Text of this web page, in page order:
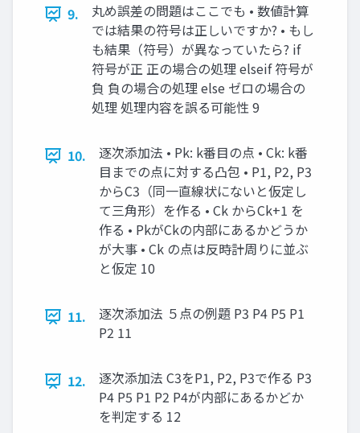
9.
丸め誤差の問題はここでも • 数値計算
では結果の符号は正しいですか? • もし
も結果（符号）が異なっていたら? if
符号が正 正の場合の処理 elseif 符号が
負 負の場合の処理 else ゼロの場合の
処理 処理内容を誤る可能性 9
10.
逐次添加法 • Pk: k番目の点 • Ck: k番
目までの点に対する凸包 • P1, P2, P3
からC3（同一直線状にないと仮定し
て三角形）を作る • Ck からCk+1 を
作る • PkがCkの内部にあるかどうか
が大事 • Ck の点は反時計周りに並ぶ
と仮定 10
11.
逐次添加法 ５点の例題 P3 P4 P5 P1
P2 11
12.
逐次添加法 C3をP1, P2, P3で作る P3
P4 P5 P1 P2 P4が内部にあるかどか
を判定する 12